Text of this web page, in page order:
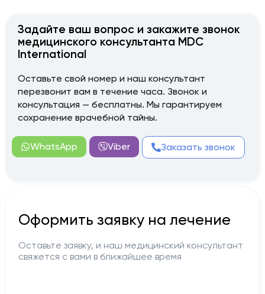
Задайте ваш вопрос и закажите звонок
медицинского консультанта MDC
International
Оставьте свой номер и наш консультант
перезвонит вам в течение часа. Звонок и
консультация — бесплатны. Мы гарантируем
сохранение врачебной тайны.
WhatsApp Viber Заказать звонок
Оформить заявку на лечение
Оставьте заявку, и наш медицинский консультант
свяжется с вами в ближайшее время